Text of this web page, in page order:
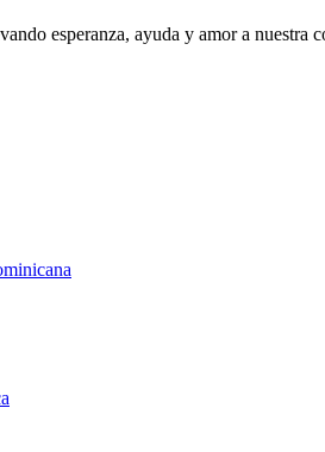
esperanza, ayuda y amor a